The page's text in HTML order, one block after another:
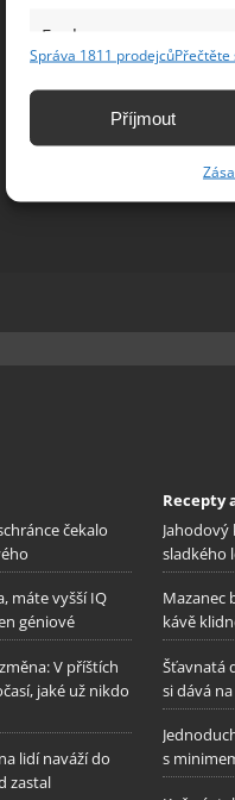
Funkce
Identifikace zařízení na
základě aktivně
Ukládání a sdělování
Správa 1811 prodejcůPřečtěte
Příjmout
čekalo
máte vyšší IQ
géniové
V příštích
jaké už nikdo
lidí naváží do
zastal
Recepty
sladkého
Mazanec
kávě
Šťavnatá
si dává
s